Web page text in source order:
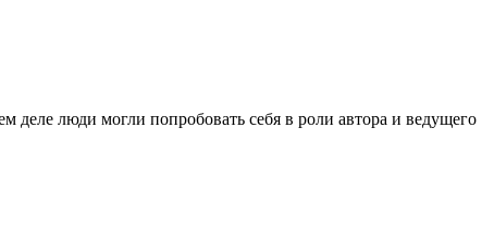
люди могли попробовать себя в роли автора и ведущего